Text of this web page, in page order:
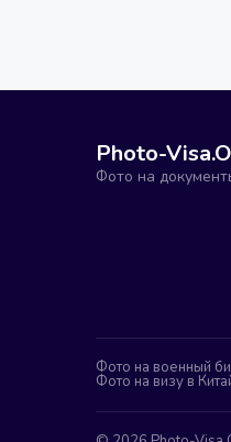
Photo-
Фото на
Фото на военный
Фото на визу в